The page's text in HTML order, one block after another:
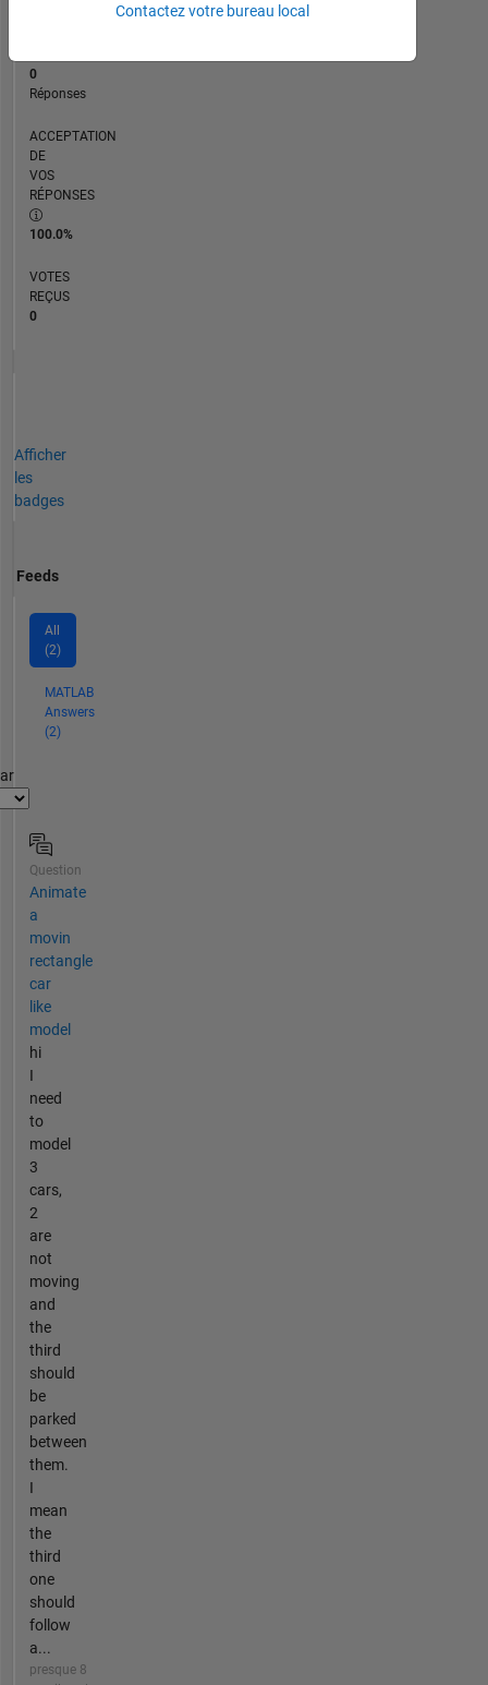
CONTRIBUTIONS
0
Réponses
ACCEPTATION
DE
VOS
RÉPONSES
100.0%
VOTES
REÇUS
0
Afficher
les
badges
Feeds
All
(2)
MATLAB
Answers
(2)
Question
Animate
a
movin
rectangle
car
like
model
hi
I
need
to
model
3
cars,
2
are
not
moving
and
the
third
should
be
parked
between
them.
I
mean
the
third
one
should
follow
a...
presque 8
Contactez votre bureau local